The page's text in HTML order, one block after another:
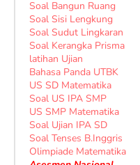
Soal Bangun Ruang
Soal Sisi Lengkung
Soal Sudut Lingkaran
Soal Kerangka Prisma
latihan Ujian
Bahasa Panda UTBK
US SD Matematika
Soal US IPA SMP
US SMP Matematika
Soal Ujian IPA SD
Soal Tenses B.Inggris
Olimpiade Matematika